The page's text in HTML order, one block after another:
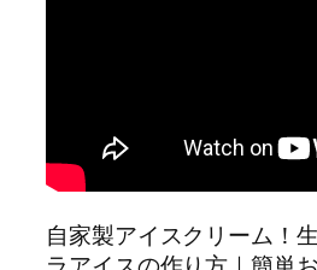
自家製アイスクリーム！